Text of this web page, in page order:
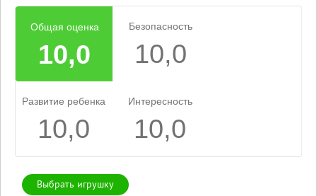
Общая оценка
10,0
Безопасность
10,0
Развитие ребенка
10,0
Интересность
10,0
Выбрать игрушку